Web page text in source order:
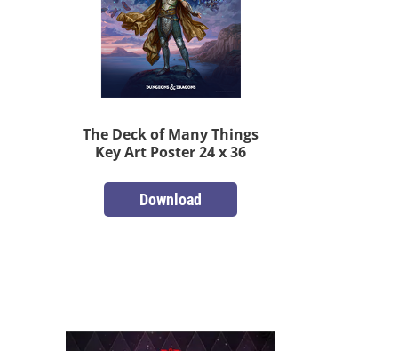
The Deck of Many Things
Key Art Poster 24 x 36
Download